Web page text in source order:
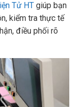
Tử HT giúp bạn
kiểm tra thực tế
điều phối rõ